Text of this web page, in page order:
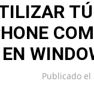
TÚ
Publicado el